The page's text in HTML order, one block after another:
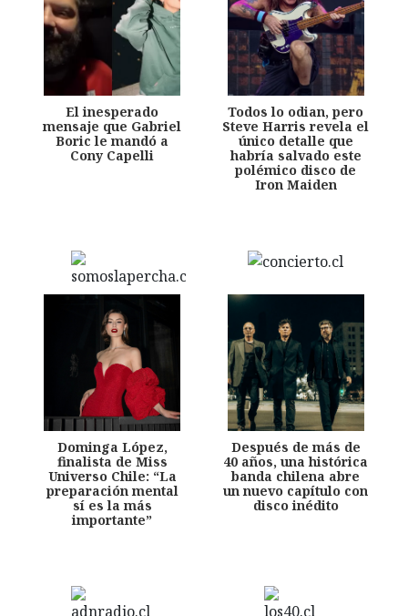
El inesperado
mensaje que Gabriel
Boric le mandó a
Cony Capelli
Todos lo odian, pero
Steve Harris revela el
único detalle que
habría salvado este
polémico disco de
Iron Maiden
Dominga López,
finalista de Miss
Universo Chile: “La
preparación mental
sí es la más
importante”
Después de más de
40 años, una histórica
banda chilena abre
un nuevo capítulo con
disco inédito